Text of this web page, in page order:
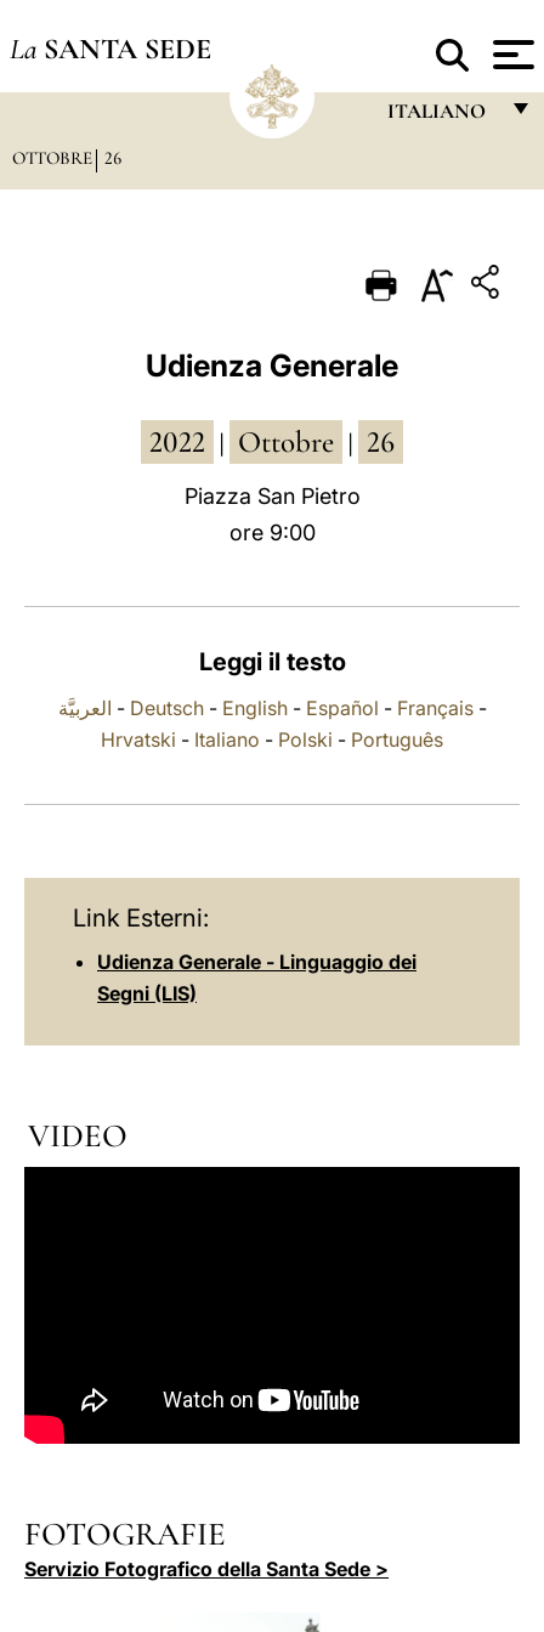
La SANTA SEDE
ITALIANO
PORTUGUÊS
POLSKI
OTTOBRE 26
Udienza Generale
2022 Ottobre 26
Piazza San Pietro
ore 9:00
Leggi il testo
العربيَّة - Deutsch- English- Español - Français-
Hrvatski - Italiano - Polski - Português
Link Esterni:
Udienza Generale - Linguaggio dei
Segni (LIS)
VIDEO
FOTOGRAFIE
Servizio Fotografico della Santa Sede >